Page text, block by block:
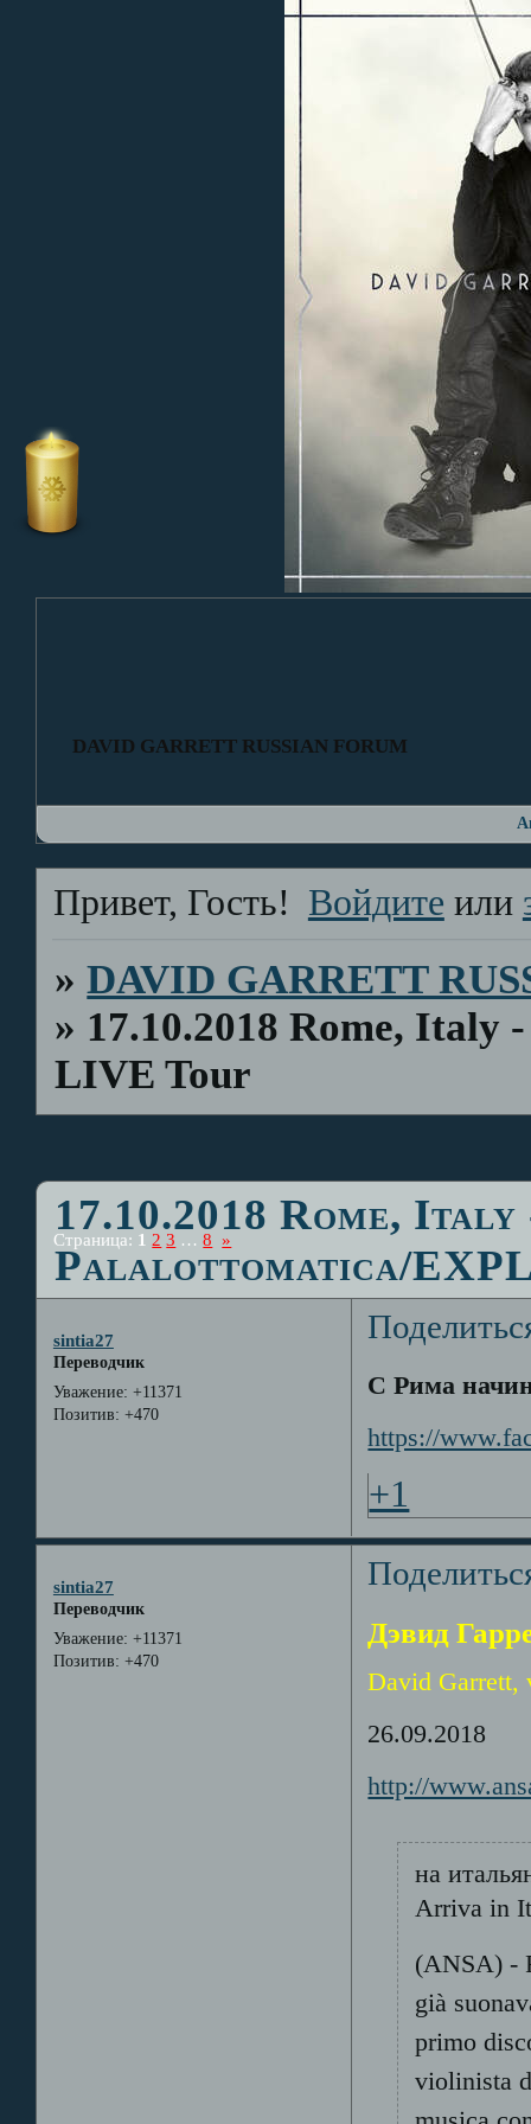
DAVID GARRETT RUSSIAN FORUM
Привет, Гость! Войдите или
»DAVID GARRETT
» 17.10.2018 Rome, Italy
LIVE Tour
17.10.2018 Rome, Italy
Palalottomatica/
Страница: 1 2 3 … 8 »
sintia27
Переводчик
Уважение: +11371
Позитив: +470
С Рима
https://
+1
sintia27
Переводчик
Уважение: +11371
Позитив: +470
Дэвид
David Garrett,
26.09.2018
http://
на
Arriva in
(ANSA) -
già
primo
violinista